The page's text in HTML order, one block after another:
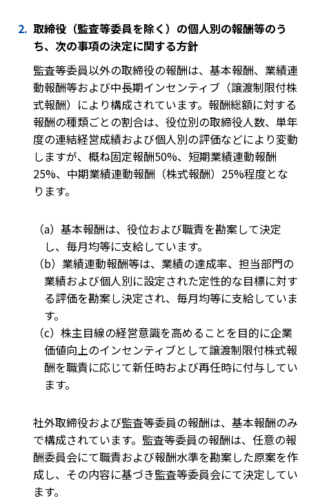
取締役（監査等委員を除く）の個人別の報酬等のう
ち、次の事項の決定に関する方針
監査等委員以外の取締役の報酬は、基本報酬、業績連
動報酬等および中長期インセンティブ（譲渡制限付株
式報酬）により構成されています。報酬総額に対する
報酬の種類ごとの割合は、役位別の取締役人数、単年
度の連結経営成績および個人別の評価などにより変動
しますが、概ね固定報酬50%、短期業績連動報酬
25%、中期業績連動報酬（株式報酬）25%程度とな
ります。
（a）基本報酬は、役位および職責を勘案して決定
し、毎月均等に支給しています。
（b）業績連動報酬等は、業績の達成率、担当部門の
業績および個人別に設定された定性的な目標に対す
る評価を勘案し決定され、毎月均等に支給していま
す。
（c）株主目線の経営意識を高めることを目的に企業
価値向上のインセンティブとして譲渡制限付株式報
酬を職責に応じて新任時および再任時に付与してい
ます。
社外取締役および監査等委員の報酬は、基本報酬のみ
で構成されています。監査等委員の報酬は、任意の報
酬委員会にて職責および報酬水準を勘案した原案を作
成し、その内容に基づき監査等委員会にて決定してい
ます。